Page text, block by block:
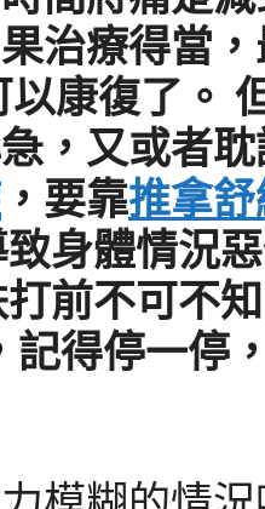
治療得當
康復了。
，又或者
，要靠推拿
身體情況
前不可不
得停一停